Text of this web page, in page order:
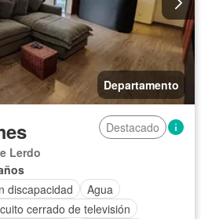
Departamento
Destacado
Lerdo
discapacidad
Agua
cerrado de televisión